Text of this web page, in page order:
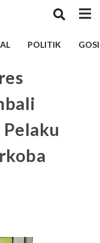
POLITIK